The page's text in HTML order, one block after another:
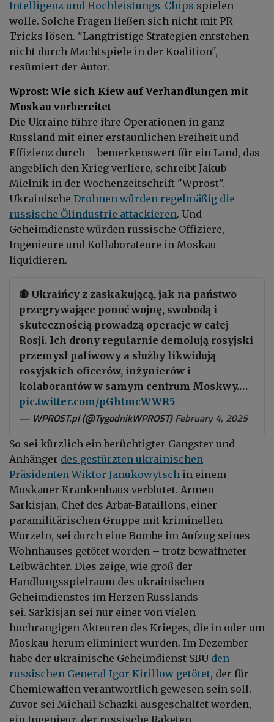
Intelligenz und Hochleistungs-Chips spielen
wolle. Solche Fragen ließen sich nicht mit PR-
Tricks lösen. "Langfristige Strategien entstehen
nicht durch Machtspiele in der Koalition",
resümiert der Autor.
Wprost: Wie sich Kiew auf Verhandlungen mit
Moskau vorbereitet
Die Ukraine führe ihre Operationen in ganz
Russland mit einer erstaunlichen Freiheit und
Effizienz durch – bemerkenswert für ein Land, das
angeblich den Krieg verliere, schreibt Jakub
Mielnik in der Wochenzeitschrift "Wprost".
Ukrainische Drohnen würden regelmäßig die
russische Ölindustrie attackieren. Und
Geheimdienste würden russische Offiziere,
Ingenieure und Kollaborateure in Moskau
liquidieren.
🔴 Ukraińcy z zaskakującą, jak na państwo
przegrywające ponoć wojnę, swobodą i
skutecznością prowadzą operacje w całej
Rosji. Ich drony regularnie demolują rosyjski
przemysł paliwowy a służby likwidują
rosyjskich oficerów, inżynierów i
kolaborantów w samym centrum Moskwy.…
pic.twitter.com/pGhtmcWWR5
— WPROST.pl (@TygodnikWPROST)February 4, 2025
So sei kürzlich ein berüchtigter Gangster und
Anhänger des gestürzten ukrainischen
Präsidenten Wiktor Janukowytsch in einem
Moskauer Krankenhaus verblutet. Armen
Sarkisjan, Chef des Arbat-Bataillons, einer
paramilitärischen Gruppe mit kriminellen
Wurzeln, sei durch eine Bombe im Aufzug seines
Wohnhauses getötet worden – trotz bewaffneter
Leibwächter. Dies zeige, wie groß der
Handlungsspielraum des ukrainischen
Geheimdienstes im Herzen Russlands
sei. Sarkisjan sei nur einer von vielen
hochrangigen Akteuren des Krieges, die in oder um
Moskau herum eliminiert wurden. Im Dezember
habe der ukrainische Geheimdienst SBU den
russischen General Igor Kirillow getötet, der für
Chemiewaffen verantwortlich gewesen sein soll.
Zuvor sei Michail Schazki ausgeschaltet worden,